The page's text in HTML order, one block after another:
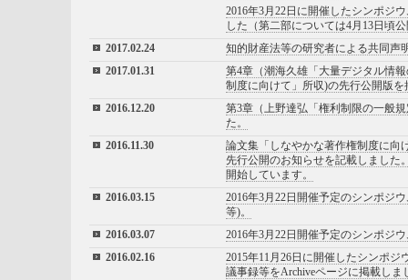
2016年3月22日に開催したシンポジ
した（第二部については4月13日頃
2017.02.24
知的財産法等の研究者による共同声
2017.01.31
第4章（潮海久雄「大量デジタル情
制度に向けて」所収)の先行公開版を
2016.12.20
第3章（上野達弘「権利制限の一般
た。
2016.11.30
論文集「しなやかな著作権制度に
先行公開のお知らせを記載しました
開始しています。
2016.03.15
2016年3月22日開催予定のシンポジ
等)。
2016.03.07
2016年3月22日開催予定のシンポジ
2016.02.16
2015年11月26日に開催したシンポ
議事録等をArchiveページに掲載しま